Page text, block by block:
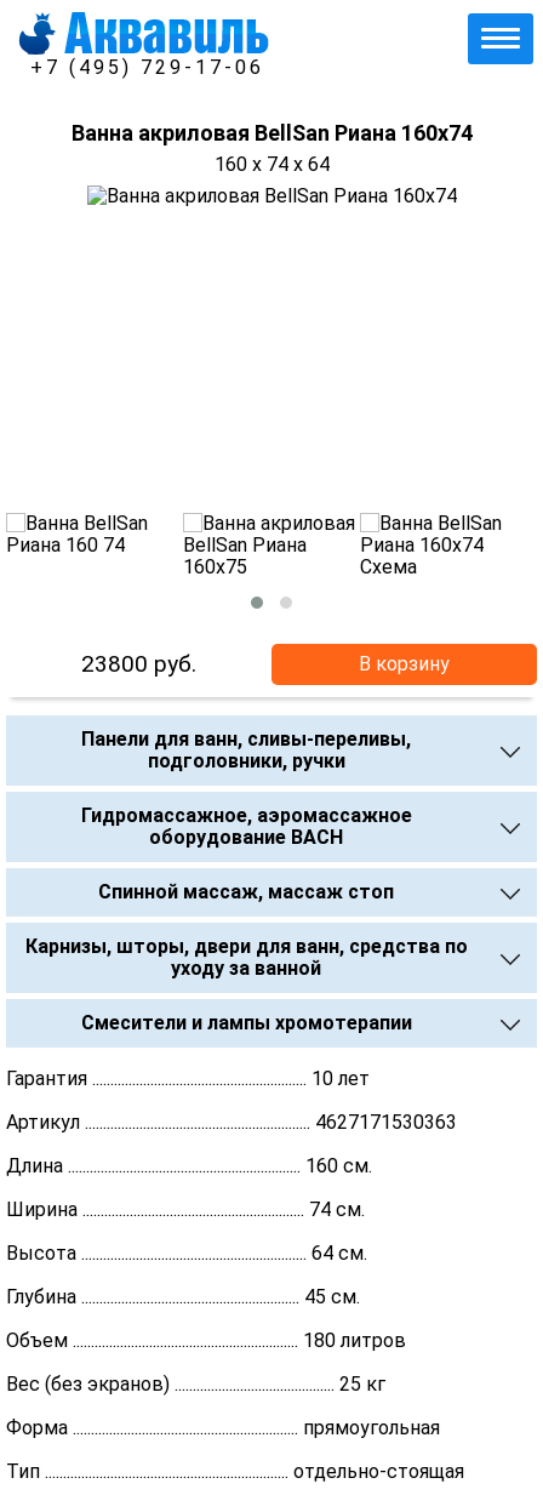
+7 (495) 729-17-06
Ванна акриловая BellSan Риана 160х74
160 x 74 x 64
23800 руб. В корзину
Панели для ванн, сливы-переливы,
подголовники, ручки
Гидромассажное, аэромассажное
оборудование BACH
Спинной массаж, массаж стоп
Карнизы, шторы, двери для ванн, средства по
уходу за ванной
Смесители и лампы хромотерапии
Гарантия ........................................................... 10 лет
Артикул .............................................................. 4627171530363
Длина ................................................................ 160 см.
Ширина ............................................................. 74 см.
Высота .............................................................. 64 см.
Глубина ............................................................ 45 см.
Объем .............................................................. 180 литров
Вес (без экранов) ............................................ 25 кг
Форма .............................................................. прямоугольная
Тип ................................................................... отдельно-стоящая